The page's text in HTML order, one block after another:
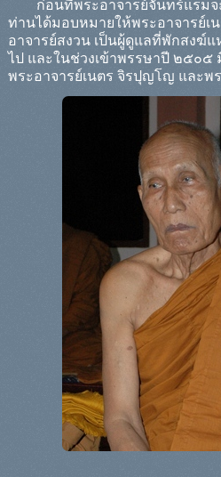
ก่อนที่พระอาจารย์จันทร์แรมจ
ท่านได้มอบหมายให้พระอาจารย์เ
อาจารย์สงวน เป็นผู้ดูแลที่พักสงฆ์
ไป และในช่วงเข้าพรรษาปี ๒๕๐๕
พระอาจารย์เนตร จิรปุญโญ และพ